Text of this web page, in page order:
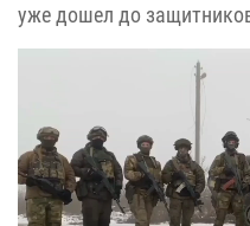
уже дошел до